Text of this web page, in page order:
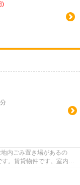
)
内ごみ置き場があるの
。賃貸物件です。室内環